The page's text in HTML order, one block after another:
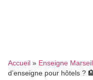
Accueil » Enseigne
d’enseigne pour hôtels ?